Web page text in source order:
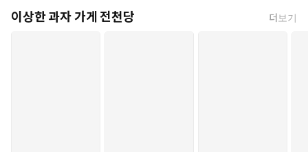
이상한 과자 가게 전천당 더보기